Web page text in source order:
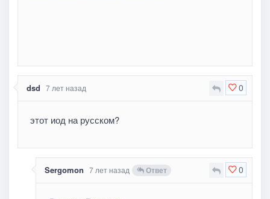
0
dsd 7 лет назад
этот иод на русском?
0
Sergomon 7 лет назад Ответ